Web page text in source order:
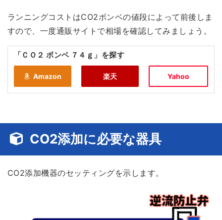
ランニングコストはCO2ボンベの値段によって前後しま
すので、一度通販サイトで相場を確認してみましょう。
「ＣＯ２ ボンベ ７４ｇ」を探す
Amazon 楽天 Yahoo
CO2添加に必要な器具
CO2添加機器のセッティングを示します。